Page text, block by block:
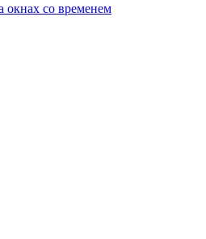
окнах со временем